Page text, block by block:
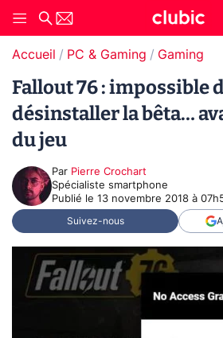
Accueil PC & Gaming Gaming
Fallout 76 : impossible
désinstaller la bêta…
du jeu
Par Pierre Crochart
Spécialiste smartphone
Publié le 13 novembre 2018 à
Suivez-nous